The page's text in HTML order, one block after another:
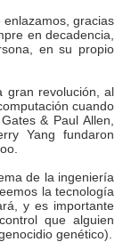
gracias
en decadencia,
en su propio
gran revolución, al
cuando
& Paul Allen,
Yang fundaron
de la ingeniería
la tecnología
y es importante
que alguien
genético).